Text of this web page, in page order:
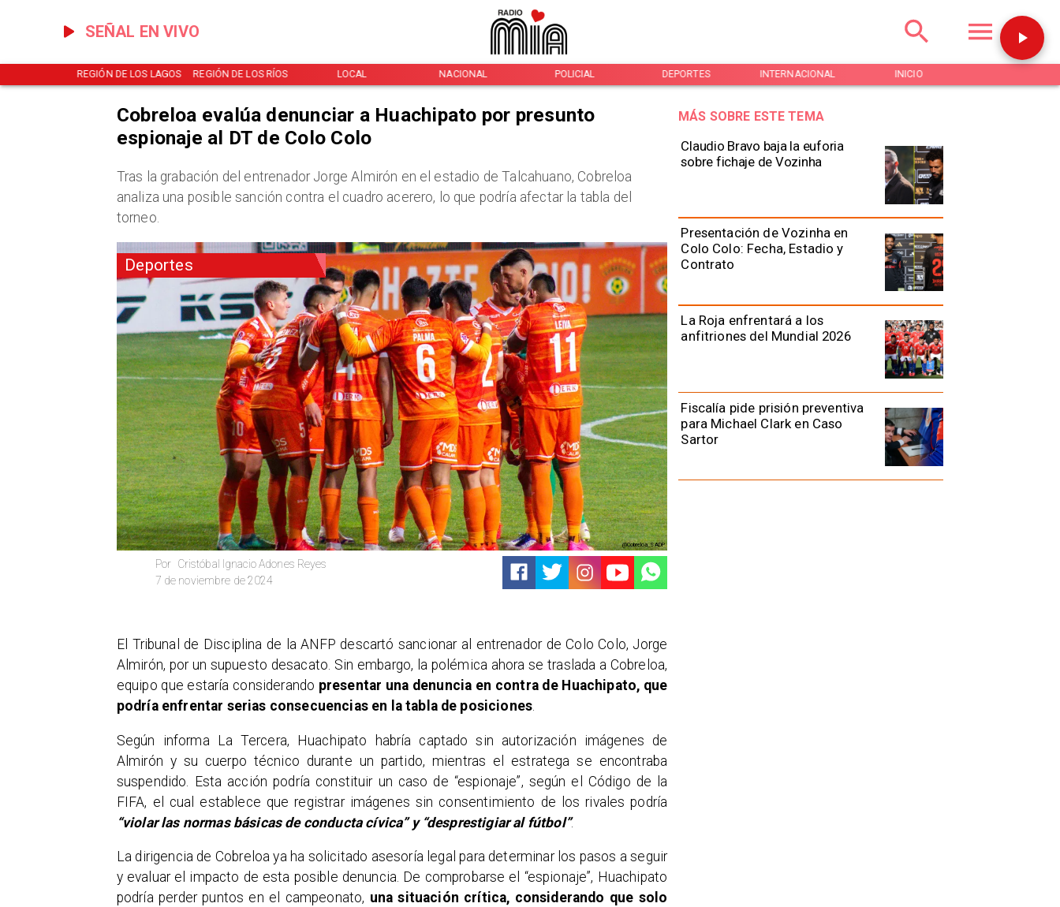
SEÑAL EN VIVO
REGIÓN DE LOS LAGOS REGIÓN DE LOS RÍOS LOCAL NACIONAL POLICIAL DEPORTES INTERNACIONAL INICIO
Deportes
Cristóbal Ignacio Adones Reyes
Por
7 de noviembre de 2024
@Cobreloa_SADP
Claudio Bravo baja la euforia
sobre fichaje de Vozinha
Presentación de Vozinha en
Colo Colo: Fecha, Estadio y
Contrato
La Roja enfrentará a los
anfitriones del Mundial 2026
Fiscalía pide prisión preventiva
para Michael Clark en Caso
Sartor
MÁS SOBRE ESTE TEMA
Cobreloa evalúa denunciar a Huachipato por presunto
espionaje al DT de Colo Colo
​Tras la grabación del entrenador Jorge Almirón en el estadio de Talcahuano, Cobreloa
analiza una posible sanción contra el cuadro acerero, lo que podría afectar la tabla del
torneo.
El Tribunal de Disciplina de la ANFP descartó sancionar al entrenador de Colo Colo, Jorge
Almirón, por un supuesto desacato. Sin embargo, la polémica ahora se traslada a Cobreloa,
equipo que estaría considerando presentar una denuncia en contra de Huachipato, que
podría enfrentar serias consecuencias en la tabla de posiciones.
Según informa La Tercera, Huachipato habría captado sin autorización imágenes de
Almirón y su cuerpo técnico durante un partido, mientras el estratega se encontraba
suspendido. Esta acción podría constituir un caso de “espionaje”, según el Código de la
FIFA, el cual establece que registrar imágenes sin consentimiento de los rivales podría
“violar las normas básicas de conducta cívica” y “desprestigiar al fútbol”.
La dirigencia de Cobreloa ya ha solicitado asesoría legal para determinar los pasos a seguir
y evaluar el impacto de esta posible denuncia. De comprobarse el “espionaje”, Huachipato
podría perder puntos en el campeonato, una situación crítica, considerando que solo